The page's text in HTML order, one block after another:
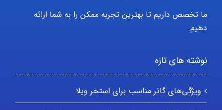
ما تخصص داریم تا بهترین تجربه ممکن را به شما ارائه
دهیم.
نوشته های تازه
ویژگی‌های گاتر مناسب برای استخر ویلا